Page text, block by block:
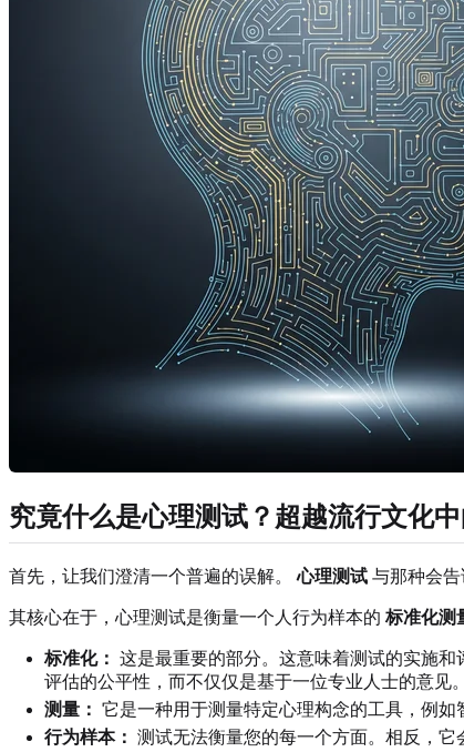
究竟什么是心理测试？超越流行文化
首先，让我们澄清一个普遍的误解。心理测试 与那种会告
其核心在于，心理测试是衡量一个人行为样本的 标准化测
标准化： 这是最重要的部分。这意味着测试的实施
评估的公平性，而不仅仅是基于一位专业人士的意见。
测量： 它是一种用于测量特定心理构念的工具，例如
行为样本： 测试无法衡量您的每一个方面。相反，